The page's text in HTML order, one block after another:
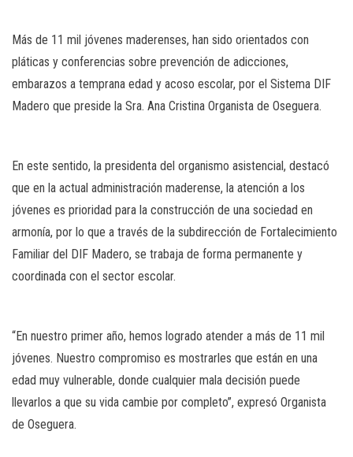
Más de 11 mil jóvenes maderenses, han sido orientados con
pláticas y conferencias sobre prevención de adicciones,
embarazos a temprana edad y acoso escolar, por el Sistema DIF
Madero que preside la Sra. Ana Cristina Organista de Oseguera.
En este sentido, la presidenta del organismo asistencial, destacó
que en la actual administración maderense, la atención a los
jóvenes es prioridad para la construcción de una sociedad en
armonía, por lo que a través de la subdirección de Fortalecimiento
Familiar del DIF Madero, se trabaja de forma permanente y
coordinada con el sector escolar.
“En nuestro primer año, hemos logrado atender a más de 11 mil
jóvenes. Nuestro compromiso es mostrarles que están en una
edad muy vulnerable, donde cualquier mala decisión puede
llevarlos a que su vida cambie por completo”, expresó Organista
de Oseguera.